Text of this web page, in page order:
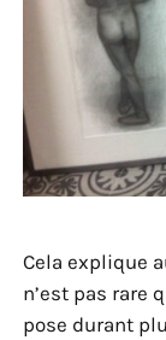
Cela explique
n’est pas rare
pose durant